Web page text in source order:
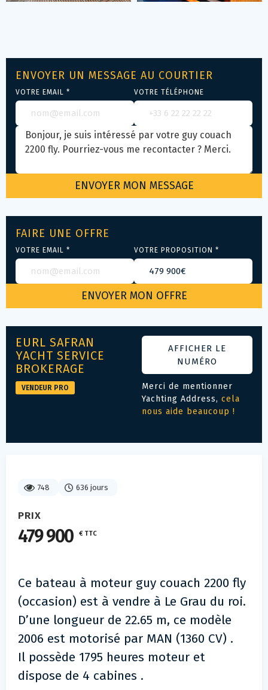
748 636 jours
PRIX
479 900 € TTC
Ce bateau à moteur guy couach 2200 fly
(occasion) est à vendre à Le Grau du roi.
D’une longueur de 22.65 m, ce modèle
2006 est motorisé par MAN (1360 CV) .
Il possède 1795 heures moteur et
dispose de 4 cabines .
ENVOYER UN MESSAGE AU COURTIER
VOTRE EMAIL * VOTRE TÉLÉPHONE
FAIRE UNE OFFRE
VOTRE EMAIL * VOTRE PROPOSITION *
EURL SAFRAN
YACHT SERVICE
BROKERAGE
VENDEUR PRO
AFFICHER LE
NUMÉRO
Merci de mentionner
Yachting Address, cela
nous aide beaucoup !